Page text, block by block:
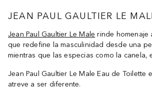
JEAN PAUL GAULTIER LE
Jean Paul Gaultier Le Male rinde homenaje
que redefine la masculinidad desde una
mientras que las especias como la
Jean Paul Gaultier Le Male Eau de
atreve a ser diferente.